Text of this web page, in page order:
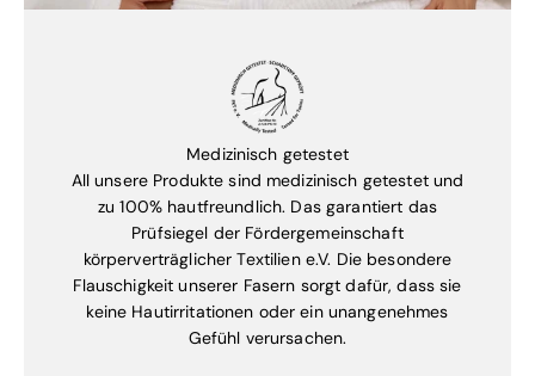
Medizinisch getestet
All unsere Produkte sind medizinisch getestet und
zu 100% hautfreundlich. Das garantiert das
Prüfsiegel der Fördergemeinschaft
körperverträglicher Textilien e.V. Die besondere
Flauschigkeit unserer Fasern sorgt dafür, dass sie
keine Hautirritationen oder ein unangenehmes
Gefühl verursachen.